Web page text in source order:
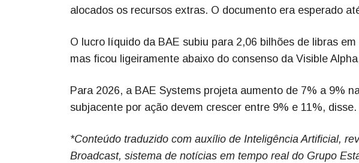
alocados os recursos extras. O documento era esperado
O lucro líquido da BAE subiu para 2,06 bilhões de libras
mas ficou ligeiramente abaixo do consenso da Visible
Para 2026, a BAE Systems projeta aumento de 7% a 9%
subjacente por ação devem crescer entre 9% e 11%,
*Conteúdo traduzido com auxílio de Inteligência Artificial,
Broadcast, sistema de notícias em tempo real do Grupo